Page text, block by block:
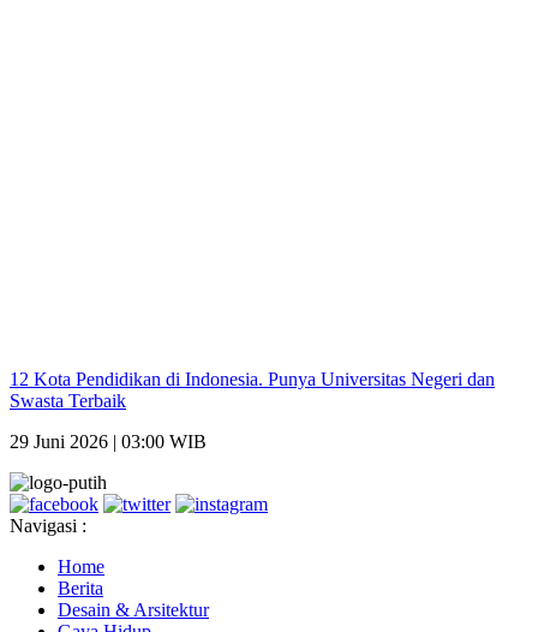
12 Kota Pendidikan di Indonesia. Punya Universitas Negeri dan
Swasta Terbaik
29 Juni 2026 | 03:00 WIB
Navigasi :
Home
Berita
Desain & Arsitektur